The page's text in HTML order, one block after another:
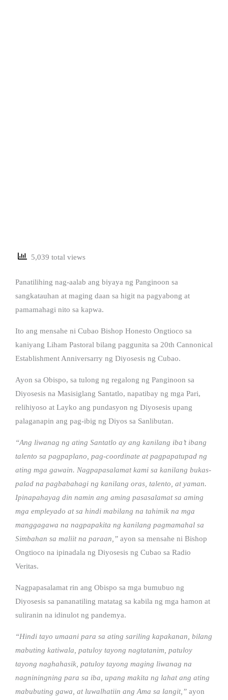
5,039 total views
Panatilihing nag-aalab ang biyaya ng Panginoon sa
sangkatauhan at maging daan sa higit na pagyabong at
pamamahagi nito sa kapwa.
Ito ang mensahe ni Cubao Bishop Honesto Ongtioco sa
kaniyang Liham Pastoral bilang paggunita sa 20th Cannonical
Establishment Anniversarry ng Diyosesis ng Cubao.
Ayon sa Obispo, sa tulong ng regalong ng Panginoon sa
Diyosesis na Masisiglang Santatlo, napatibay ng mga Pari,
relihiyoso at Layko ang pundasyon ng Diyosesis upang
palaganapin ang pag-ibig ng Diyos sa Sanlibutan.
“Ang liwanag ng ating Santatlo ay ang kanilang iba’t ibang
talento sa pagpaplano, pag-coordinate at pagpapatupad ng
ating mga gawain. Nagpapasalamat kami sa kanilang bukas-
palad na pagbabahagi ng kanilang oras, talento, at yaman.
Ipinapahayag din namin ang aming pasasalamat sa aming
mga empleyado at sa hindi mabilang na tahimik na mga
manggagawa na nagpapakita ng kanilang pagmamahal sa
Simbahan sa maliit na paraan,” ayon sa mensahe ni Bishop
Ongtioco na ipinadala ng Diyosesis ng Cubao sa Radio
Veritas.
Nagpapasalamat rin ang Obispo sa mga bumubuo ng
Diyosesis sa pananatiling matatag sa kabila ng mga hamon at
suliranin na idinulot ng pandemya.
“Hindi tayo umaani para sa ating sariling kapakanan, bilang
mabuting katiwala, patuloy tayong nagtatanim, patuloy
tayong naghahasik, patuloy tayong maging liwanag na
nagniningning para sa iba, upang makita ng lahat ang ating
mabubuting gawa, at luwalhatiin ang Ama sa langit,” ayon